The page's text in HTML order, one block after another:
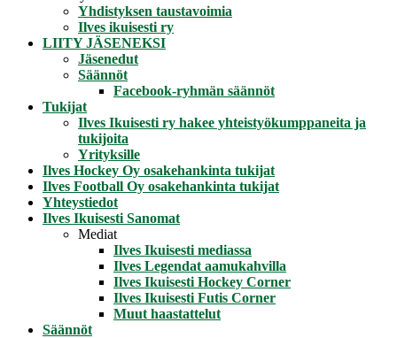
Yhdistyksen taustavoimia
Ilves ikuisesti ry
LIITY JÄSENEKSI
Jäsenedut
Säännöt
Facebook-ryhmän säännöt
Tukijat
Ilves Ikuisesti ry hakee yhteistyökumppaneita ja
tukijoita
Yrityksille
Ilves Hockey Oy osakehankinta tukijat
Ilves Football Oy osakehankinta tukijat
Yhteystiedot
Ilves Ikuisesti Sanomat
Mediat
Ilves Ikuisesti mediassa
Ilves Legendat aamukahvilla
Ilves Ikuisesti Hockey Corner
Ilves Ikuisesti Futis Corner
Muut haastattelut
Säännöt